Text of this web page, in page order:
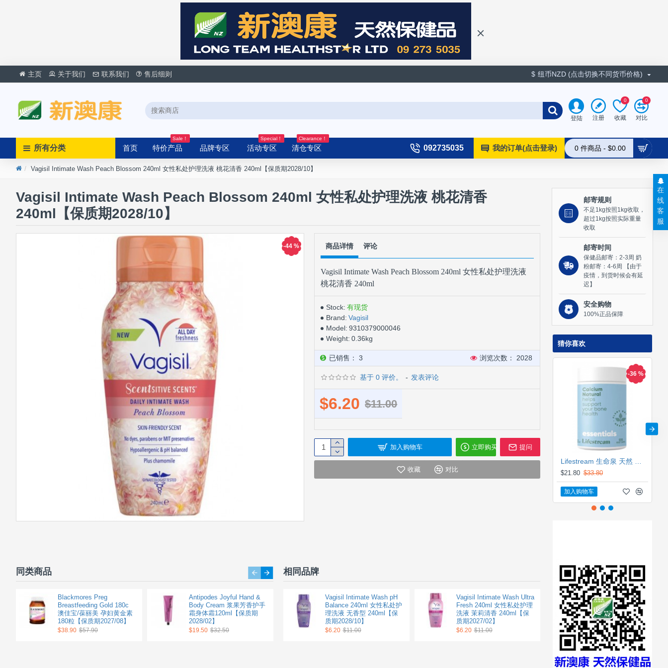
主页 关于我们 联系我们 售后细则 $ 纽币NZD (点击切换不同货币价格)
登陆 注册 收藏
0
对比
0
所有分类 首页 特价产品
Sale！
品牌专区 活动专区
Special！
清仓专区
Clearance！
092735035 我的订单(点击登录) 0 件商品 - $0.00
Vagisil Intimate Wash Peach Blossom 240ml 女性私处护理洗液 桃花清香 240ml【保质期2028/10】
Vagisil Intimate Wash Peach Blossom 240ml 女性私处护理洗液 桃花清香
240ml【保质期2028/10】
-44 % 商品详情 评论
Vagisil Intimate Wash Peach Blossom 240ml 女性私处护理洗液
桃花清香 240ml
Stock: 有现货
Brand: Vagisil
Model: 9310379000046
Weight: 0.36kg
已销售： 3 浏览次数： 2028
基于 0 评价。 - 发表评论
$6.20 $11.00
加入购物车 立即购买 提问
收藏 对比
同类商品
Blackmores Preg
Breastfeeding Gold 180c
澳佳宝/葆丽美 孕妇黄金素
180粒【保质期2027/08】
$38.90 $57.90
Antipodes Joyful Hand &
Body Cream 浆果芳香护手
霜身体霜120ml【保质期
2028/02】
$19.50 $32.50
Swisse 女性复合维生素120
粒【保质期2029/01】
$36.90 $50.90
Clinicians Flora Restore
Oral Restore 30c 科立纯女
性益生菌 【保质期
2027/07】
$17.90 $27.50
相同品牌
Vagisil Intimate Wash pH
Balance 240ml 女性私处护
理洗液 无香型 240ml【保
质期2028/10】
$6.20 $11.00
Vagisil Intimate Wash Ultra
Fresh 240ml 女性私处护理
洗液 茉莉清香 240ml【保
质期2027/02】
$6.20 $11.00
邮寄规则
不足1kg按照1kg收取，
超过1kg按照实际重量
收取
邮寄时间
保健品邮寄：2-3周 奶
粉邮寄：4-6周 【由于
疫情，到货时候会有延
迟】
安全购物
100%正品保障
猜你喜欢
-36 %
$21.80 $33.80
加入购物车
在
线
客
服